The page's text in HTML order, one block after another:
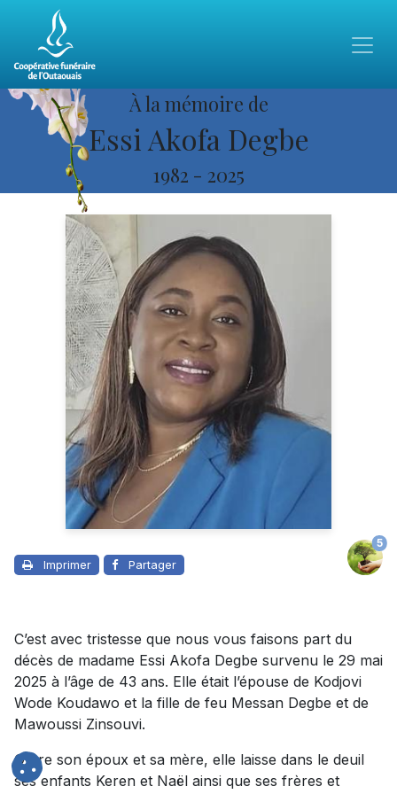
À la mémoire de
Essi Akofa Degbe
1982 - 2025
Imprimer Partager
5
C’est avec tristesse que nous vous faisons part du
décès de madame Essi Akofa Degbe survenu le 29 mai
2025 à l’âge de 43 ans. Elle était l’épouse de Kodjovi
Wode Koudawo et la fille de feu Messan Degbe et de
Mawoussi Zinsouvi.
Outre son époux et sa mère, elle laisse dans le deuil
ses enfants Keren et Naël ainsi que ses frères et